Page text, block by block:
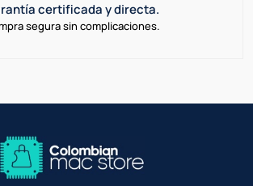
certificada y directa.
segura sin complicaciones.